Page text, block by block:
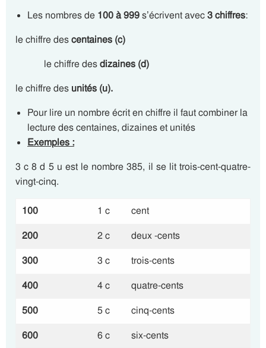
Les nombres de 100 à 999s’écrivent avec3 chiffres:
le chiffre descentaines (c)
le chiffre desdizaines (d)
le chiffre des unités (u).
Pour lire un nombre écrit en chiffre il faut combiner la
lecture des centaines, dizaines et unités
Exemples :
3 c 8 d 5 u est le nombre 385, il se lit trois-cent-quatre-
vingt-cinq.
100 1 c
cent
200
2 c
deux -cents
300
3 c
trois-cents
400
4 c
quatre-cents
500
5 c
cinq-cents
600
6 c
six-cents